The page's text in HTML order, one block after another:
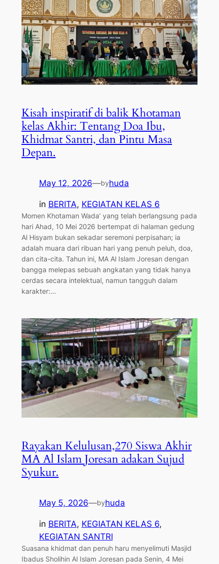
Kisah inspiratif di balik Khotaman
kelas Akhir: Tentang Doa Ibu,
Khidmat Santri, dan Pintu Masa
Depan.
May 12, 2026—byhuda
in BERITA, KEGIATAN KELAS 6
​Momen Khotaman Wada’ yang telah berlangsung pada
hari Ahad, 10 Mei 2026 bertempat di halaman gedung
Al Hisyam bukan sekadar seremoni perpisahan; ia
adalah muara dari ribuan hari yang penuh peluh, doa,
dan cita-cita. Tahun ini, MA Al Islam Joresan dengan
bangga melepas sebuah angkatan yang tidak hanya
cerdas secara intelektual, namun tangguh dalam
karakter:…
Rayakan Kelulusan,270 Siswa Akhir
MA Al Islam Joresan adakan Sujud
Syukur.
May 5, 2026—byhuda
in BERITA, KEGIATAN KELAS 6
KEGIATAN SANTRI
Suasana khidmat dan penuh haru menyelimuti Masjid
Ibadus Sholihin Al Islam Joresan pada Senin, 4 Mei